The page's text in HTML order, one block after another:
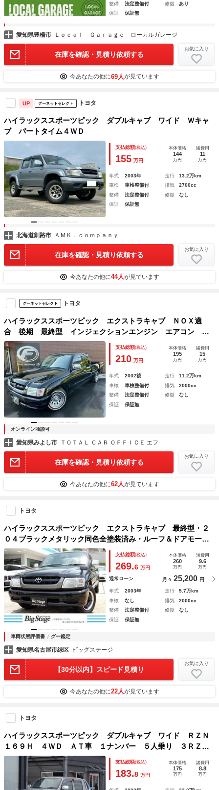
整備
法定整備付 修復
あり
保証
保証無
愛知県豊橋市 Ｌｏｃａｌ Ｇａｒａｇｅ ローカルガレージ
在庫を確認・見積り依頼する
お気に入り
今あなたの他に69人が見ています
UP グーネットセレクト トヨタ
ハイラックススポーツピック ダブルキャブ ワイド Ｗキャ
ブ パートタイム４ＷＤ
支払総額(税込)
155 万円
本体価格
144
万円
諸費用
11
万円
年式 2003年 走行
13.2万km
車検
車検整備付 排気
2700cc
整備
法定整備付 修復
なし
保証
保証無
北海道釧路市 ＡＭＫ．ｃｏｍｐａｎｙ
在庫を確認・見積り依頼する
お気に入り
今あなたの他に44人が見ています
グーネットセレクト トヨタ
ハイラックススポーツピック エクストラキャブ ＮＯＸ適
合 後期 最終型 インジェクションエンジン エアコン ロ
ーダウン 社外ホイール ホワイトリボンタイヤ
支払総額(税込)
210 万円
本体価格
195
万円
諸費用
15
万円
年式 2002後 走行
11.2万km
車検
車検整備付 排気
2000cc
整備
法定整備付 修復
なし
保証
保証無
オンライン商談可
愛知県みよし市 ＴＯＴＡＬ ＣＡＲ ＯＦＦＩＣＥ エフ
在庫を確認・見積り依頼する
お気に入り
今あなたの他に62人が見ています
トヨタ
ハイラックススポーツピック エクストラキャブ 最終型・２
０４ブラックメタリック同色全塗装済み・ルーフ＆ドアモール
新品取替済み・オープンデッキラプターペイント済み・ローダ
ウン（リアのみ）・ムーンアイズトリムリング（新品）・ブル
ートゥース対応ステレオ
支払総額(税込)
269.6 万円
本体価格
260
万円
諸費用
9.6
万円
通常ローン 月々 25,200 円
年式 2003年 走行
5.7万km
車検
なし 排気
2000cc
整備
法定整備付 修復
なし
保証
保証無
車両状態評価書 グー鑑定
愛知県名古屋市緑区 ビッグステージ
【30分以内】スピード見積り
お気に入り
今あなたの他に22人が見ています
トヨタ
ハイラックススポーツピック ダブルキャブ ワイド ＲＺＮ
１６９Ｈ ４ＷＤ ＡＴ車 １ナンバー ５人乗り ３ＲＺエ
ンジン ガソリン車 タイミングチェーン 積載２５０ｋｇ
荷台ロールバー ＮＯｘ・ＰＭ適合 ハイラックス ピックア
支払総額(税込)
183.8 万円
本体価格
175
万円
諸費用
8.8
万円